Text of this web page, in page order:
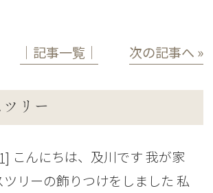
│記事一覧│ 次の記事へ »
リー
こんにちは、及川です 我が家
ツリーの飾りつけをしました 私